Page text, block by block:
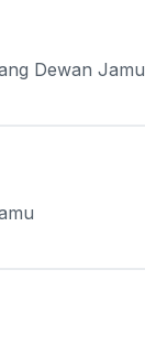
Dewan Jamu